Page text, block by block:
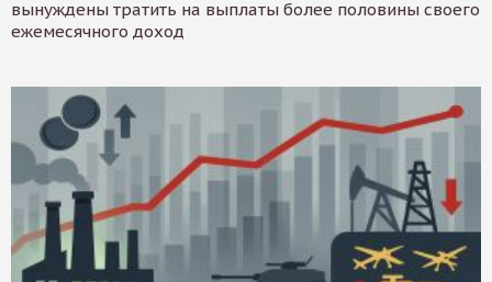
вынуждены тратить на выплаты более половины своего
ежемесячного доход